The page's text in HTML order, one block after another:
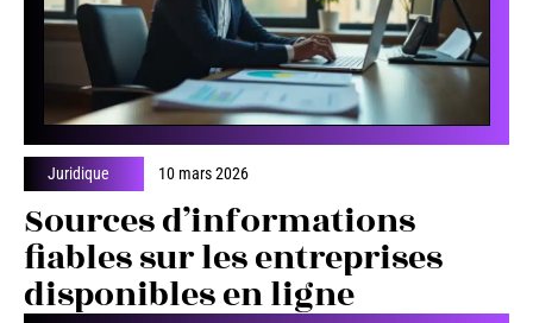
Juridique 10 mars 2026
Sources d’informations
fiables sur les entreprises
disponibles en ligne